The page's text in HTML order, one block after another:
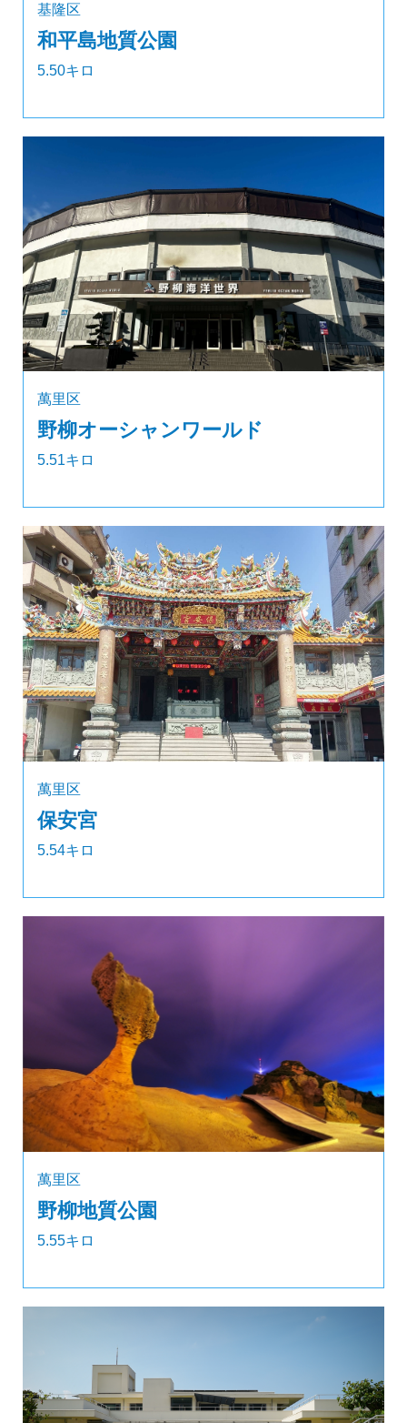
基隆区
和平島地質公園
5.50キロ
萬里区
野柳オーシャンワールド
5.51キロ
萬里区
保安宮
5.54キロ
萬里区
野柳地質公園
5.55キロ